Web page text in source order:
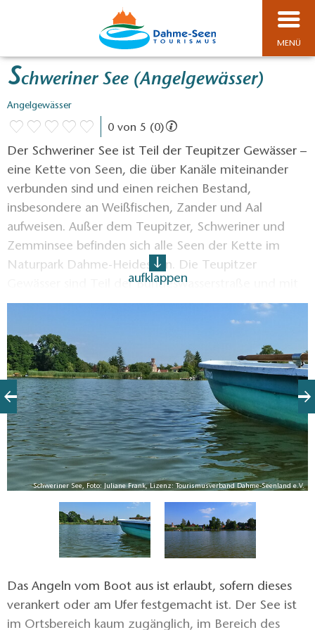
MENÜ
Schweriner See (Angelgewässer)
Angelgewässer
0 von 5 (0)
Der Schweriner See ist Teil der Teupitzer Gewässer –
eine Kette von Seen, die über Kanäle miteinander
verbunden sind und einen reichen Bestand,
insbesondere an Weißfischen, Zander und Aal
aufweisen. Außer dem Teupitzer, Schweriner und
Zemminsee befinden sich alle Seen der Kette im
Naturpark Dahme-Heideseen. Die Teupitzer
Gewässer sind Teil der Bundeswasserstraße und mit
Motorbooten befahrbar. Die Uferzonen der Seen
sind geprägt durch Kiefernwälder, Flächen mit
Sandtrockenrasen und Laubmischwälder. Die
Gewässer sind naturtrüb mit Sichtweiten unter 50
Zentimetern.
aufklappen
Schweriner See, Foto: Juliane Frank, Lizenz: Tourismusverband Dahme-Seenland e.V.
Das Angeln vom Boot aus ist erlaubt, sofern dieses
verankert oder am Ufer festgemacht ist. Der See ist
im Ortsbereich kaum zugänglich, im Bereich des